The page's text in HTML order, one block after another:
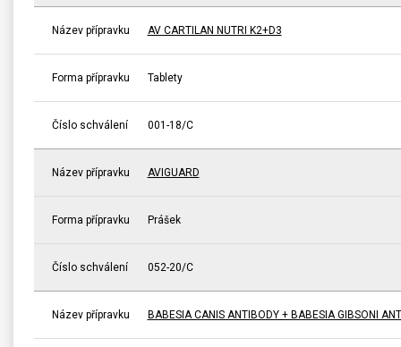
Název přípravku AV CARTILAN NUTRI K2+D3
Forma přípravku Tablety
Číslo schválení 001-18/C
Název přípravku AVIGUARD
Forma přípravku Prášek
Číslo schválení 052-20/C
Název přípravku BABESIA CANIS ANTIBODY + BABESIA GIBSONI